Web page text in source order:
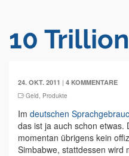
10
24. OKT. 2011 | 4 KOMMENTARE
Geld, Produkte
Im deutschen
das ist ja auch schon etwas.
momentan übrigens kein
Simbabwe, stattdessen wird